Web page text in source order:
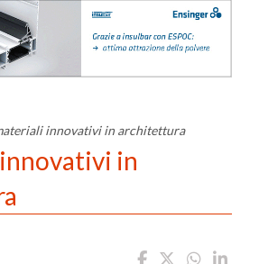
innovativi in architettura
in